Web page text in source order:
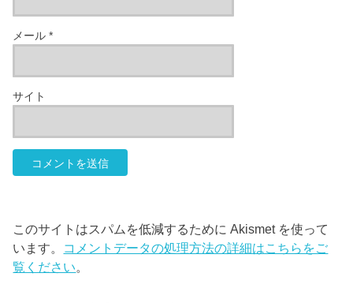
メール*
サイト
このサイトはスパムを低減するために Akismet を使って
います。 コメントデータの処理方法の詳細はこちらをご
覧ください。